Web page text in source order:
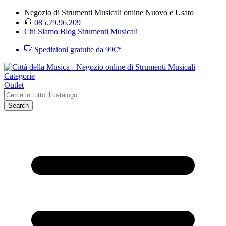
Negozio di Strumenti Musicali online Nuovo e Usato
085.79.96.209
Chi Siamo Blog Strumenti Musicali
Spedizioni gratuite da 99€*
Categorie
Outlet
Search